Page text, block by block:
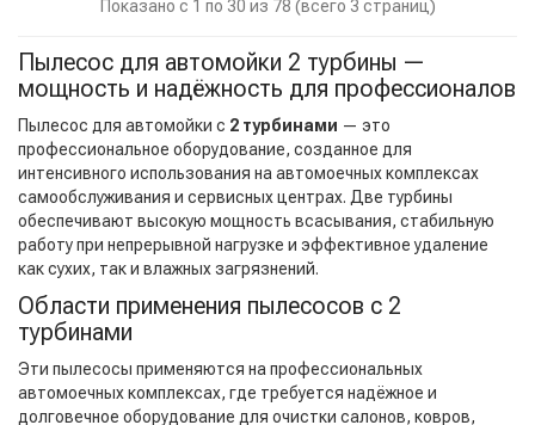
Показано с 1 по 30 из 78 (всего 3 страниц)
Пылесос для автомойки 2 турбины —
мощность и надёжность для профессионалов
Пылесос для автомойки с 2 турбинами — это
профессиональное оборудование, созданное для
интенсивного использования на автомоечных комплексах
самообслуживания и сервисных центрах. Две турбины
обеспечивают высокую мощность всасывания, стабильную
работу при непрерывной нагрузке и эффективное удаление
как сухих, так и влажных загрязнений.
Области применения пылесосов с 2
турбинами
Эти пылесосы применяются на профессиональных
автомоечных комплексах, где требуется надёжное и
долговечное оборудование для очистки салонов, ковров,